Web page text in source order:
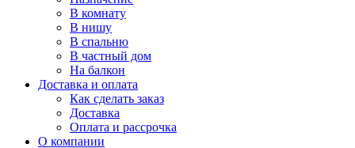
В комнату
В нишу
В спальню
В частный дом
На балкон
Доставка и оплата
Как сделать заказ
Доставка
Оплата и рассрочка
О компании